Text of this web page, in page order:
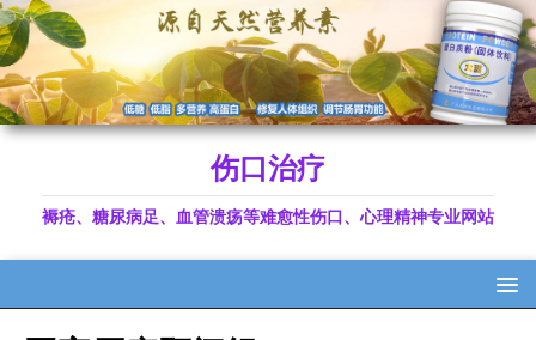
伤口治疗
褥疮、糖尿病足、血管溃疡等难愈性伤口、心理精神专业网站